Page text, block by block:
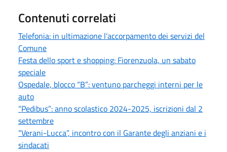
Contenuti correlati
Telefonia: in ultimazione l’accorpamento dei servizi del
Comune
Festa dello sport e shopping: Fiorenzuola, un sabato
speciale
Ospedale, blocco “B”: ventuno parcheggi interni per le
auto
“Pedibus”: anno scolastico 2024-2025, iscrizioni dal 2
settembre
“Verani-Lucca”, incontro con il Garante degli anziani e i
sindacati